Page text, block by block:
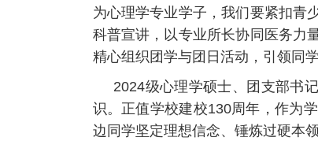
为心理学专业学子，我们要紧扣青
科普宣讲，以专业所长协同医务力
精心组织团学与团日活动，引领同
2024级心理学硕士、团支部书
识。正值学校建校130周年，作为
边同学坚定理想信念、锤炼过硬本